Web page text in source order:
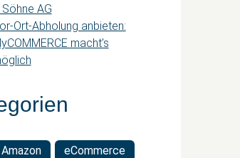
Söhne AG
Ort-Abholung anbieten:
macht’s
Amazon
eCommerce